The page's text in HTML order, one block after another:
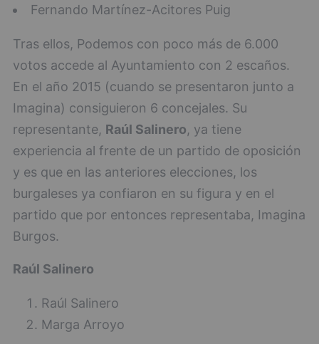
Fernando Martínez-Acitores Puig
Tras ellos, Podemos con poco más de 6.000
votos accede al Ayuntamiento con 2 escaños.
En el año 2015 (cuando se presentaron junto a
Imagina) consiguieron 6 concejales. Su
representante, Raúl Salinero, ya tiene
experiencia al frente de un partido de oposición
y es que en las anteriores elecciones, los
burgaleses ya confiaron en su figura y en el
partido que por entonces representaba, Imagina
Burgos.
Raúl Salinero
Raúl Salinero
Marga Arroyo